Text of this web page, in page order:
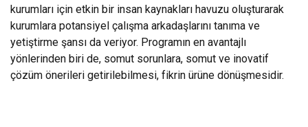
kurumları için etkin bir insan kaynakları havuzu oluşturarak
kurumlara potansiyel çalışma arkadaşlarını tanıma ve
yetiştirme şansı da veriyor. Programın en avantajlı
yönlerinden biri de, somut sorunlara, somut ve inovatif
çözüm önerileri getirilebilmesi, fikrin ürüne dönüşmesidir.